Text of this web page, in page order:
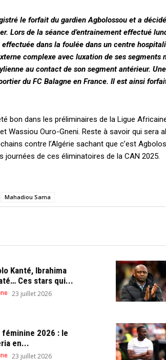
le forfait du gardien Agbolossou et a
Lors de la séance d’entrainement effectué
effectuée dans la foulée dans un centre
complexe avec luxation de ses segments
au contact de son segment antérieur.
du FC Balagne en France. Il est ainsi
bon dans les préliminaires de la Ligue
Wassiou Ouro-Gneni. Reste à savoir qui sera
contre l’Algérie sachant que c’est
journées de ces éliminatoires de la CAN 2025.
Mahadiou Sama
Kanté, Ibrahima
Ces stars qui...
23 juillet 2026
féminine 2026 : le
en...
23 juillet 2026